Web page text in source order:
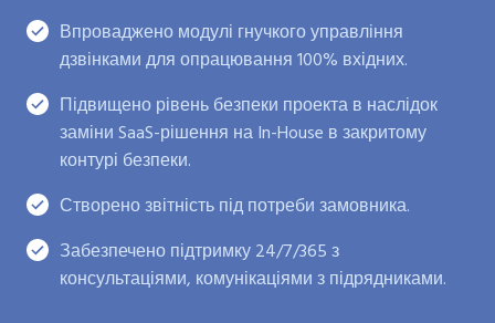
Впроваджено модулі гнучкого управління
дзвінками для опрацювання 100% вхідних.
Підвищено рівень безпеки проекта в наслідок
заміни SaaS-рішення на In-House в закритому
контурі безпеки.
Створено звітність під потреби замовника.
Забезпечено підтримку 24/7/365 з
консультаціями, комунікаціями з підрядниками.